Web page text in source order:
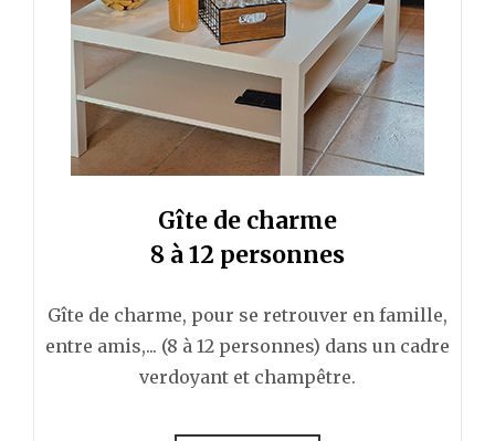
Gîte de charme
8 à 12 personnes
Gîte de charme, pour se retrouver en famille,
entre amis,... (8 à 12 personnes) dans un cadre
verdoyant et champêtre.